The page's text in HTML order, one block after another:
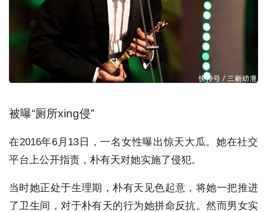
被曝“厕所xing侵”
在2016年6月13日，一名女性曝出惊天大瓜。她在社交
平台上公开指责，朴有天对她实施了侵犯。
当时她正处于生理期，朴有天见色起意，将她一把推进
了卫生间，对于朴有天的行为她拼命反抗。然而男女实